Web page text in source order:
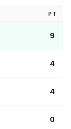
PT
9
4
4
0